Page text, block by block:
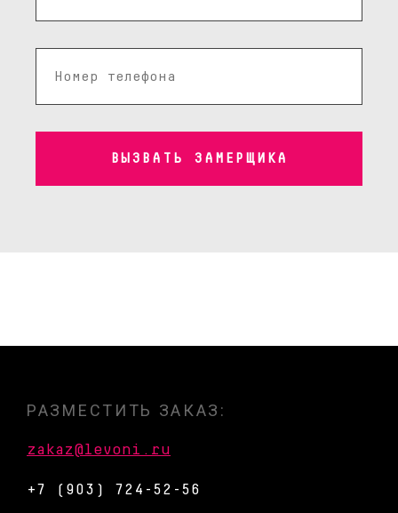
ВЫЗВАТЬ ЗАМЕРЩИКА
РАЗМЕСТИТЬ ЗАКАЗ:
zakaz@levoni.ru
+7 (903) 724-52-56